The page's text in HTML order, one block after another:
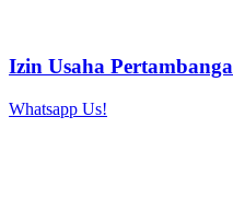
Izin Usaha
Whatsapp Us!